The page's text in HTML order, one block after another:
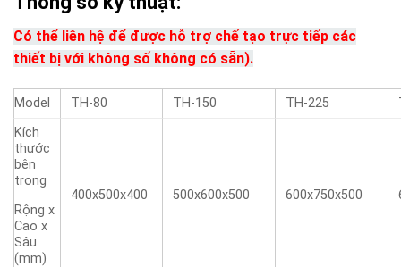
Có thể liên hệ để được hỗ trợ chế tạo trực tiếp các
thiết bị với không số không có sẵn).
Model TH-80 TH-150 TH-225
Kích
thước
bên
trong
400x500x400
500x600x500 600x750x500
Rộng x
Cao x
Sâu
(mm)